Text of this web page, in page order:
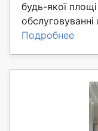
будь-якої
Подробнее